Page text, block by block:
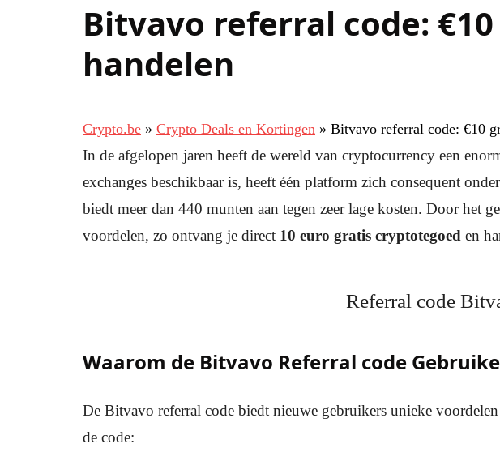
Bitvavo referral code:
handelen
Crypto.be » Crypto Deals en Kortingen » Bitvavo referral code: €10
In de afgelopen jaren heeft de wereld van cryptocurrency een
exchanges beschikbaar is, heeft één platform zich consequent
biedt meer dan 440 munten aan tegen zeer lage kosten. Door het
voordelen, zo ontvang je direct 10 euro gratis cryptotegoed en
Referral code
Waarom de Bitvavo Referral code
De Bitvavo referral code biedt nieuwe gebruikers unieke
de code: